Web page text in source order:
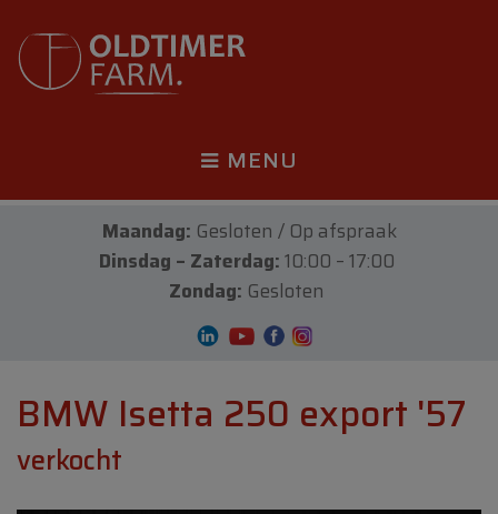
MENU
Maandag: Gesloten / Op afspraak
Dinsdag – Zaterdag:10:00 – 17:00
Zondag: Gesloten
BMW Isetta 250 export '57
verkocht